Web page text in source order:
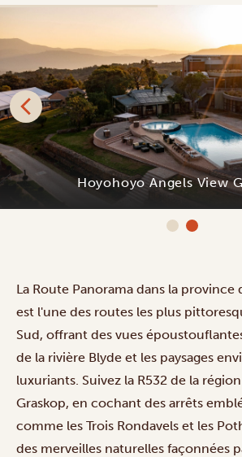
Hoyohoyo Angels View
La Route Panorama dans la province
est l'une des routes les plus
Sud, offrant des vues
de la rivière Blyde et les paysages
luxuriants. Suivez la R532 de la
Graskop, en cochant des arrêts
comme les Trois Rondavels et les
des merveilles naturelles façonnées